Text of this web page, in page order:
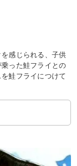
感じられる、子供
った鮭フライとの
鮭フライにつけて